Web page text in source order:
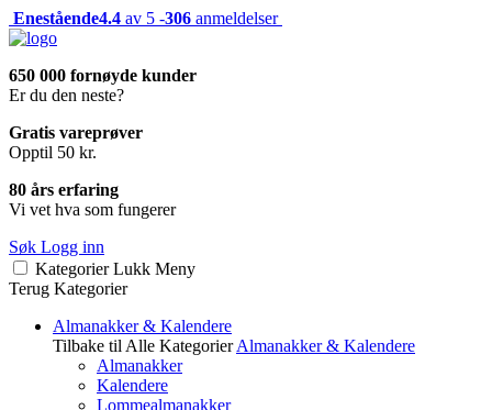
Enestående4.4 av 5 -306 anmeldelser
650 000 fornøyde kunder
Er du den neste?
Gratis vareprøver
Opptil 50 kr.
80 års erfaring
Vi vet hva som fungerer
Søk Logg inn
Kategorier Lukk Meny
Terug Kategorier
Almanakker & Kalendere
Tilbake til Alle Kategorier Almanakker & Kalendere
Almanakker
Kalendere
Lommealmanakker